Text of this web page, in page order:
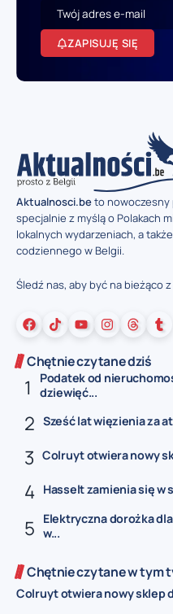
ZAPISUJĘ SIĘ
Aktualnosci.beto
specjalnie z myślą o Polakach
lokalnych wydarzeniach, a
codziennego w Belgii.
Śledź nas, aby być na bieżąco
Chętnie czytane dziś
Podatek od
dziewięć...
Sześć lat więzienia za
Colruyt otwiera nowy
Hasselt zamienia się w
Elektryczna dorożka
w...
Chętnie czytane w tym
Colruyt otwiera nowy sklep